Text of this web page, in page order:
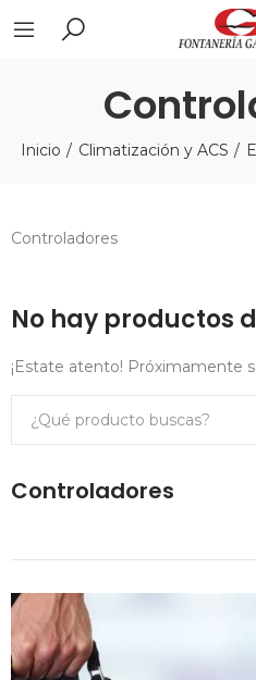
Inicio Climatización y ACS
Controladores
No hay productos
¡Estate atento! Próximamente
Controladores